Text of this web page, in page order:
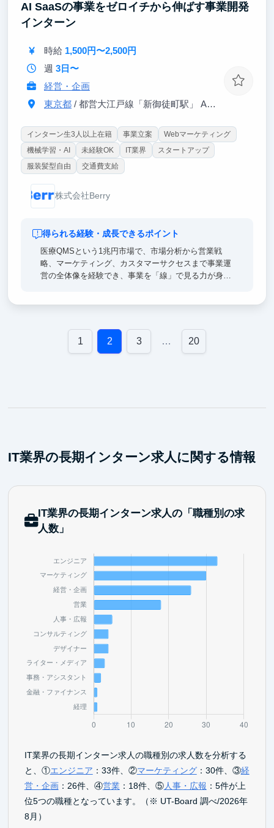
未経験から挑戦できる環境で得た開発経験は、エンジ
ニア就活における具体的なガクチカとして語りやす
AI SaaSの事業をゼロイチから伸ばす事業開発
インターン
時給 1,500円〜2,500円
週 3日〜
経営・企画
東京都/ 都営大江戸線「新御徒町駅」 A4出口 徒歩3分
インターン生3人以上在籍 事業立案
Webマーケティング
機械学習・AI
未経験OK IT業界
スタートアップ
服装髪型自由
交通費支給
株式会社Berry
得られる経験・成長できるポイント
医療QMSという1兆円市場で、市場分析から営業戦
略、マーケティング、カスタマーサクセスまで事業運
営の全体像を経験でき、事業を「線」で見る力が身に
「代表直下でゼロイチ事業を推進した」経験は、就活
で説得力のあるエピソードになり、事業立案・戦略職
1 2 3 … 20
IT業界の長期インターン求人に関する情報
IT業界の長期インターン求人の「職種別の求
人数」
IT業界の長期インターン求人の職種別の求人数を分析する
と、①エンジニア ：33件、②マーケティング：30件、③経
営・企画：26件、④営業：18件、⑤人事・広報 ：5件が上
位5つの職種となっています。（※ UT-Board 調べ/2026年
8月）